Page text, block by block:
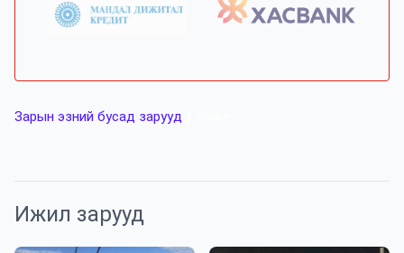
Зарын эзний бусад зарууд
Ижил зарууд